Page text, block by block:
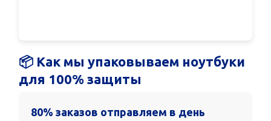
📦 Как мы упаковываем ноутбуки
для 100% защиты
80% заказов отправляем в день